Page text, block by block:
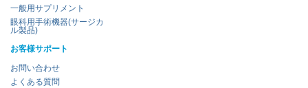
一般用サプリメント
眼科用手術機器(サージカ
ル製品)
お客様サポート
お問い合わせ
よくある質問